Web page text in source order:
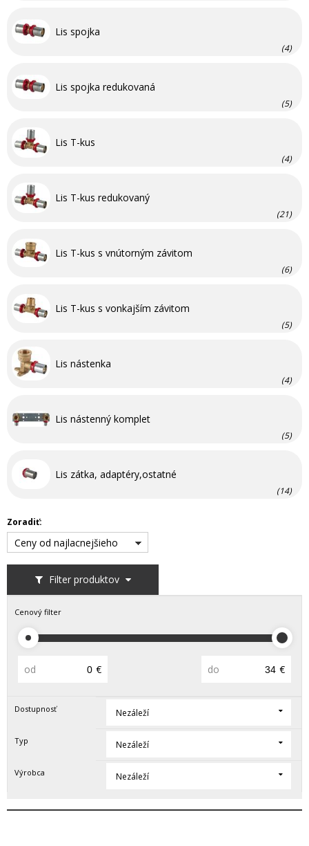
Lis spojka
(4)
Lis spojka redukovaná
(5)
Lis T-kus
(4)
Lis T-kus redukovaný
(21)
Lis T-kus s vnútorným závitom
(6)
Lis T-kus s vonkajším závitom
(5)
Lis nástenka
(4)
Lis nástenný komplet
(5)
Lis zátka, adaptéry,ostatné
(14)
Filter produktov
Zoradiť:
Ceny od najlacnejšieho
Cenový filter
od € do €
Dostupnosť Nezáleží
Typ Nezáleží
Výrobca Nezáleží